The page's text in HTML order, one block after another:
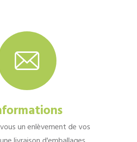
un enlèvement de vos